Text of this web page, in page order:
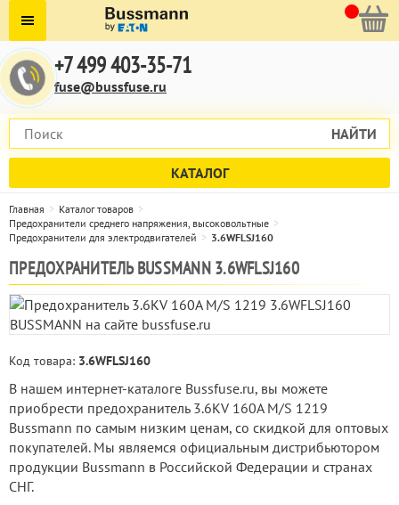
+7 499 403-35-71
fuse@bussfuse.ru
НАЙТИ
КАТАЛОГ
Главная
Каталог товаров
Предохранители среднего напряжения, высоковольтные
Предохранители для электродвигателей
3.6WFLSJ160
ПРЕДОХРАНИТЕЛЬ BUSSMANN 3.6WFLSJ160
Код товара: 3.6WFLSJ160
В нашем интернет-каталоге Bussfuse.ru, вы можете
приобрести предохранитель 3.6KV 160A M/S 1219
Bussmann по самым низким ценам, со скидкой для оптовых
покупателей. Мы являемся официальным дистрибьютором
продукции Bussmann в Российской Федерации и странах
СНГ.